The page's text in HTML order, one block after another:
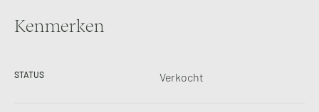
Kenmerken
STATUS Verkocht